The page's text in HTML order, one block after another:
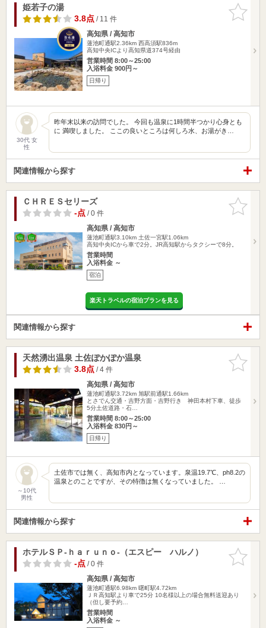
お気に入
りに追加
姫若子の湯
3.8点/ 11 件
高知県 / 高知市
蓮池町通駅2.36km 西高須駅836m
高知中央ICより高知県道374号経由
営業時間 8:00～25:00
入浴料金 900円～
日帰り
30代 女
性
昨年末以来の訪問でした。 今回も温泉に1時間半つかり心身とも
に 満喫しました。 ここの良いところは何しろ水、お湯がき…
関連情報から探す
お気に入
りに追加
ＣＨＲＥＳセリーズ
-点/ 0 件
高知県 / 高知市
蓮池町通駅3.10km 土佐一宮駅1.06km
高知中央ICから車で2分。JR高知駅からタクシーで8分。
営業時間
入浴料金 ～
宿泊
楽天トラベルの宿泊プランを見る
関連情報から探す
お気に入
りに追加
天然湧出温泉 土佐ぽかぽか温泉
3.8点/ 4 件
高知県 / 高知市
蓮池町通駅3.72km 旭駅前通駅1.66km
とさでん交通・吉野方面・吉野行き 神田本村下車、徒歩
5分土佐道路・石…
営業時間 8:00～25:00
入浴料金 830円～
日帰り
～10代
男性
土佐市では無く、高知市内となっています。泉温19.7℃、ph8.2の
温泉とのことですが、その特徴は無くなっていました。 …
関連情報から探す
お気に入
りに追加
ホテルＳＰ‐ｈａｒｕｎｏ‐（エスピー ハルノ）
-点/ 0 件
高知県 / 高知市
蓮池町通駅6.98km 曙町駅4.72km
ＪＲ高知駅より車で25分 10名様以上の場合無料送迎あり
（但し要予約…
営業時間
入浴料金 ～